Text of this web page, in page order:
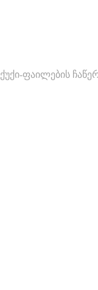
ქუქი-ფაილების